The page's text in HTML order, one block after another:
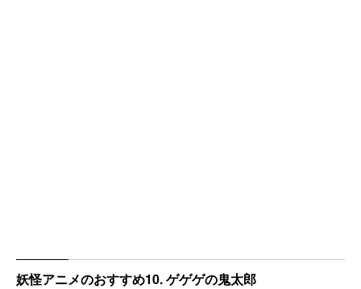
妖怪アニメのおすすめ10. ゲゲゲの鬼太郎